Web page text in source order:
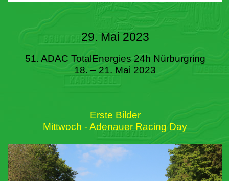
29. Mai 2023
51. ADAC TotalEnergies 24h Nürburgring
18. – 21. Mai 2023
Erste Bilder
Mittwoch - Adenauer Racing Day